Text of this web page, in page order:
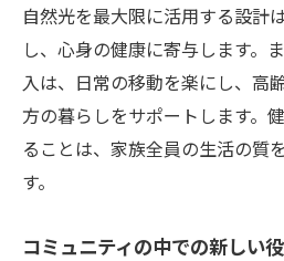
自然光を最大限に活用する設計
し、心身の健康に寄与します。
入は、日常の移動を楽にし、高
方の暮らしをサポートします。
ることは、家族全員の生活の質
す。
コミュニティの中での新しい